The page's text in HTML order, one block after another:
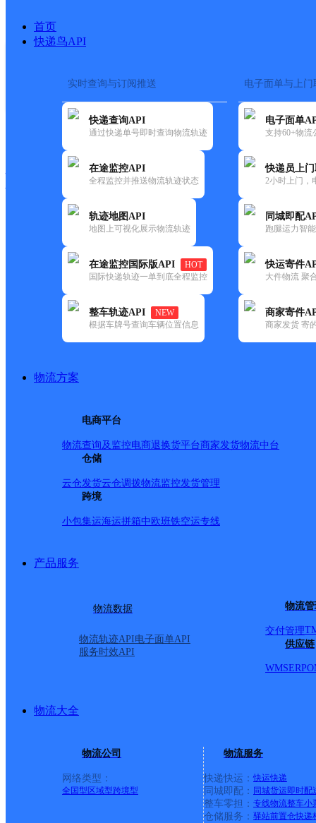
首页
快递鸟API
实时查询与订阅推送
快递查询API
通过快递单号即时查询物流轨迹
在途监控API
全程监控并推送物流轨迹状态
轨迹地图API
地图上可视化展示物流轨迹
在途监控国际版API
HOT
国际快递轨迹一单到底全程监控
整车轨迹API
NEW
根据车牌号查询车辆位置信息
电子面单与上门
电子面单
支持60+物流
快递员上
2小时上门，
同城即配
跑腿运力智
快运寄件
大件物流 聚
商家寄件
商家发货 寄
物流方案
电商平台
物流查询及监控电商退换货平台商家发货物流中台
仓储
云仓发货云仓调拨物流监控发货管理
跨境
小包集运海运拼箱中欧班铁空运专线
产品服务
物流数据
物流轨迹API电子面单API
服务时效API
物流
交付管理
供应链
WMSERP
物流大全
物流公司
网络类型：
全国型 区域型跨境型
物流服务
快递快运： 快运快递
同城即配： 同城货运即时配
整车零担： 专线物流整车小
仓储服务： 驿站前置仓快递
快运大全 快递时效
韵达
吉林长岭县公司
更新时间：2022-07-14 00:00:00
所属快递：韵达速递
所属区域：吉林省-松原市-长岭县
网点地址：中国吉林省松原市长岭县长岭镇第一幼儿园北
网点负责人：
镇）；八十八乡；良种繁育场；◇太平山镇（次日派送）